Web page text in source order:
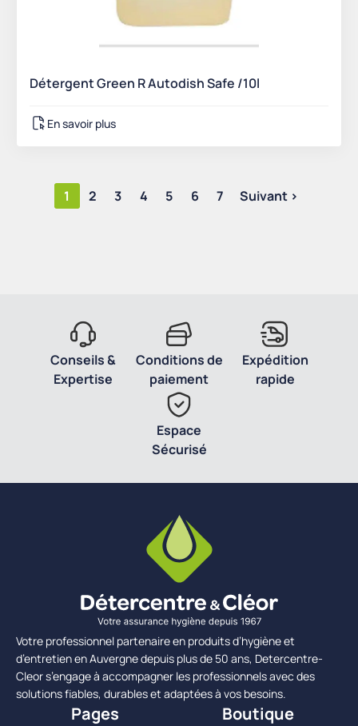
Détergent Green R Autodish Safe /10l
En savoir plus
1 2 3 4 5 6 7 Suivant >
Conseils &
Expertise
Conditions de
paiement
Expédition
rapide
Espace
Sécurisé
Votre professionnel partenaire en produits d’hygiène et
d’entretien en Auvergne depuis plus de 50 ans, Detercentre-
Cleor s’engage à accompagner les professionnels avec des
solutions fiables, durables et adaptées à vos besoins.
Pages Boutique